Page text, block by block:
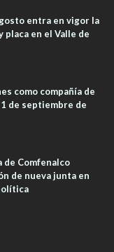
entra en vigor la
placa en el Valle de
como compañía de
de septiembre de
de Comfenalco
de nueva junta en